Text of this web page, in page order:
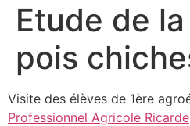
Etude de
pois
Visite des élèves de 1ère
Professionnel Agricole Ricarde